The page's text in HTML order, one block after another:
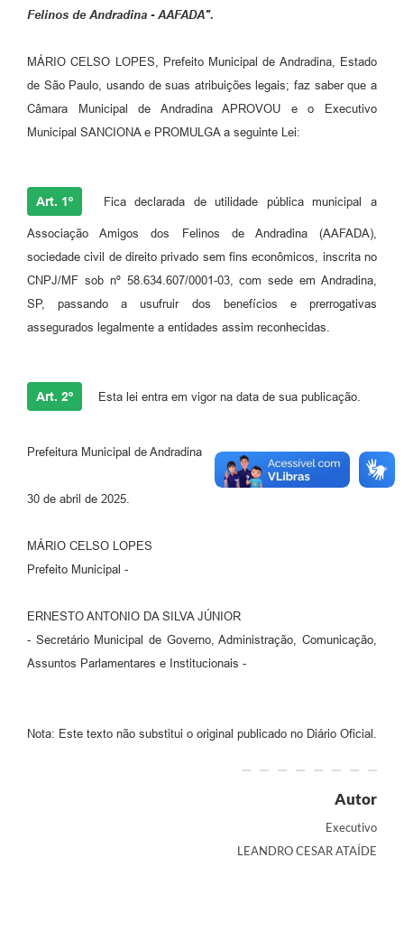
Audiências Públicas
Turismo
Obras
Galeria de Vídeos
Secretarias
Contas Públicas
Telefones Úteis
Enquete
SIC
Felinos de Andradina - AAFADA".
MÁRIO CELSO LOPES, Prefeito Municipal de Andradina, Estado
de São Paulo, usando de suas atribuições legais; faz saber que a
Câmara Municipal de Andradina APROVOU e o Executivo
Municipal SANCIONA e PROMULGA a seguinte Lei:
Art. 1º Fica declarada de utilidade pública municipal a
Associação Amigos dos Felinos de Andradina (AAFADA),
sociedade civil de direito privado sem fins econômicos, inscrita no
CNPJ/MF sob nº 58.634.607/0001-03, com sede em Andradina,
SP, passando a usufruir dos benefícios e prerrogativas
assegurados legalmente a entidades assim reconhecidas.
Art. 2º Esta lei entra em vigor na data de sua publicação.
Prefeitura Municipal de Andradina
30 de abril de 2025.
MÁRIO CELSO LOPES
Prefeito Municipal -
ERNESTO ANTONIO DA SILVA JÚNIOR
- Secretário Municipal de Governo, Administração, Comunicação,
Assuntos Parlamentares e Institucionais -
Nota: Este texto não substitui o original publicado no Diário Oficial.
Autor
Executivo
LEANDRO CESAR ATAÍDE